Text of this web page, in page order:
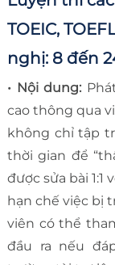
TOEIC,
nghị: 8 đến
• Nội dung:
cao thông qua
không chỉ tập
thời gian để
được sửa bài 1:1
hạn chế việc bị
viên có thể
đầu ra nếu